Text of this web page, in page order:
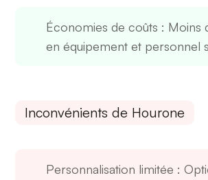
Économies de coûts : Moins
en équipement et personnel
Inconvénients de Hourone
Personnalisation limitée :